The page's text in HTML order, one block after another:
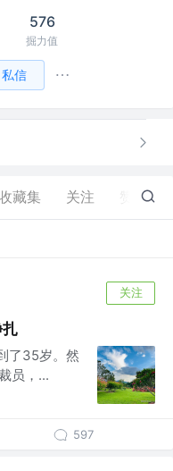
576
掘力值
私信
藏集 关注 13
关注
了35岁。然
员，...
597